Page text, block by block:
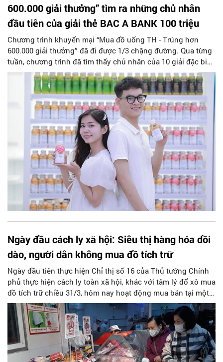
600.000 giải thưởng” tìm ra những chủ nhân
đầu tiên của giải thẻ BAC A BANK 100 triệu
Chương trình khuyến mại “Mua đồ uống TH - Trúng hơn
600.000 giải thưởng” đã đi được 1/3 chặng đường. Qua từng
tuần, chương trình đã tìm thấy chủ nhân của 10 giải đặc biệt,
giải nhất - thẻ BAC A BANK, mỗi thẻ trị giá 100 triệu đồng và
50 triệu đồng.
Ngày đầu cách ly xã hội: Siêu thị hàng hóa dồi
dào, người dân không mua đồ tích trữ
Ngày đầu tiên thực hiện Chỉ thị số 16 của Thủ tướng Chính
phủ thực hiện cách ly toàn xã hội, khác với tâm lý đổ xô mua
đồ tích trữ chiều 31/3, hôm nay hoạt động mua bán tại một
số khu vực Hà Nội không có nhiều xáo trộn, hàng hóa dồi
dào.